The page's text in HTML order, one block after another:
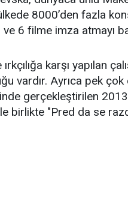
8000’den fazla
6 filme imza atmayı
karşı yapılan
vardır. Ayrıca pek
gerçekleştirilen
birlikte "Pred da se